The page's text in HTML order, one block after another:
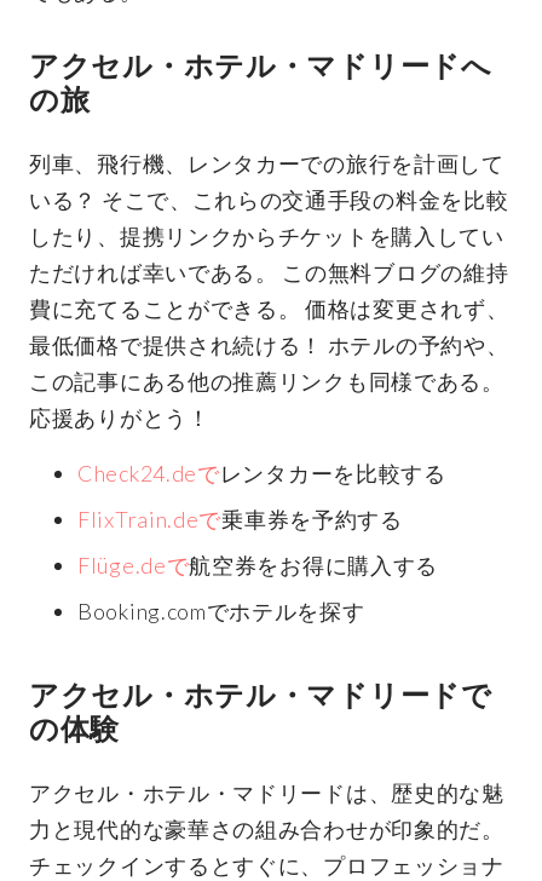
アクセル・ホテル・マドリードへ
の旅
列車、飛行機、レンタカーでの旅行を計画して
いる？ そこで、これらの交通手段の料金を比較
したり、提携リンクからチケットを購入してい
ただければ幸いである。 この無料ブログの維持
費に充てることができる。 価格は変更されず、
最低価格で提供され続ける！ ホテルの予約や、
この記事にある他の推薦リンクも同様である。
応援ありがとう！
Check24.deでレンタカーを比較する
FlixTrain.deで乗車券を予約する
Flüge.deで航空券をお得に購入する
Booking.comでホテルを探す
アクセル・ホテル・マドリードで
の体験
アクセル・ホテル・マドリードは、歴史的な魅
力と現代的な豪華さの組み合わせが印象的だ。
チェックインするとすぐに、プロフェッショナ